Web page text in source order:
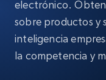
electrónico.
sobre productos y
inteligencia
la competencia y